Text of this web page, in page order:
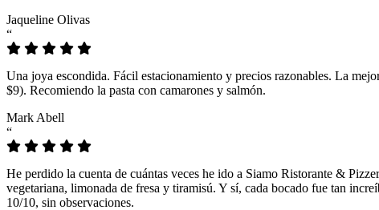
Jaqueline Olivas
“
Una joya escondida. Fácil estacionamiento y precios razonables. La
$9). Recomiendo la pasta con camarones y salmón.
Mark Abell
“
He perdido la cuenta de cuántas veces he ido a Siamo Ristorante &
vegetariana, limonada de fresa y tiramisú. Y sí, cada bocado fue tan
10/10, sin observaciones.